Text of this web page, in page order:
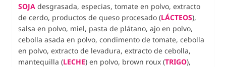
SOJA desgrasada, especias, tomate en polvo, extracto
de cerdo, productos de queso procesado (LÁCTEOS),
salsa en polvo, miel, pasta de plátano, ajo en polvo,
cebolla asada en polvo, condimento de tomate, cebolla
en polvo, extracto de levadura, extracto de cebolla,
mantequilla (LECHE) en polvo, brown roux (TRIGO),